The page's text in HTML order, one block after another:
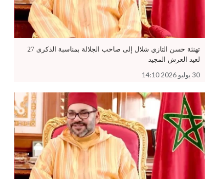
تهنئة حسن التازي شلال إلى صاحب الجلالة بمناسبة الذكرى 27
لعيد العرش المجيد
30 يوليو 2026 14:10